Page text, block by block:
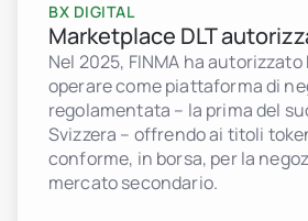
BX DIGITAL
Marketplace DLT
Nel 2025, FINMA ha autorizzato
operare come piattaforma di
regolamentata – la prima del
Svizzera – offrendo ai titoli
conforme, in borsa, per la
mercato secondario.